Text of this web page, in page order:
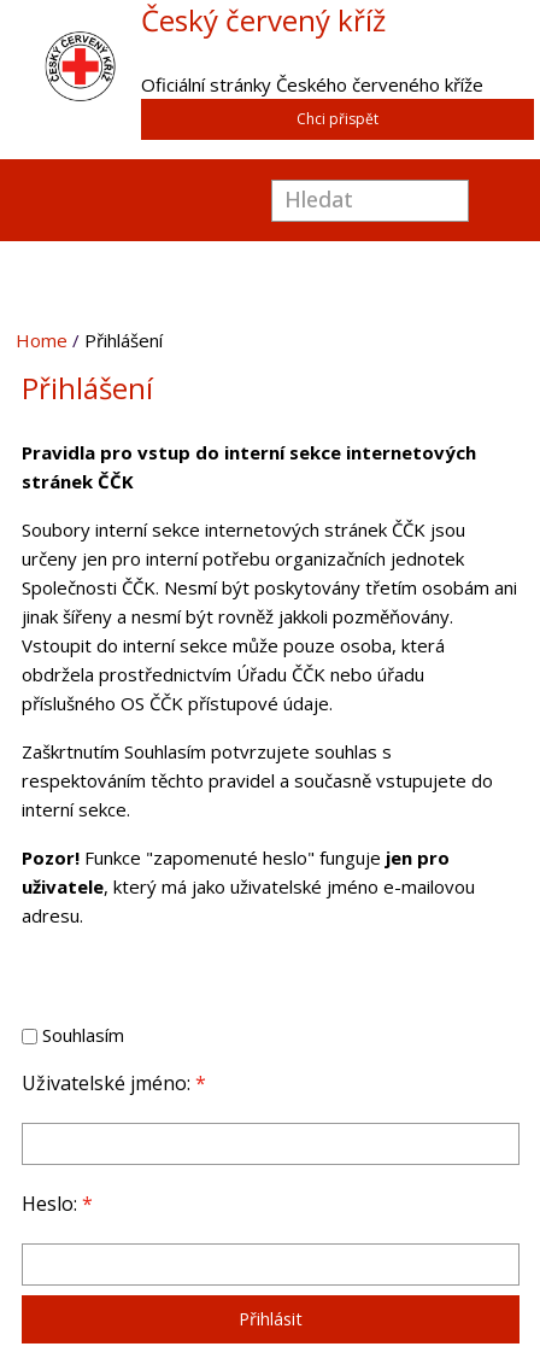
Český červený kříž
Oficiální stránky Českého červeného kříže
Chci přispět
Home Přihlášení
Přihlášení
Pravidla pro vstup do interní sekce internetových
stránek ČČK
Soubory interní sekce internetových stránek ČČK jsou
určeny jen pro interní potřebu organizačních jednotek
Společnosti ČČK. Nesmí být poskytovány třetím osobám ani
jinak šířeny a nesmí být rovněž jakkoli pozměňovány.
Vstoupit do interní sekce může pouze osoba, která
obdržela prostřednictvím Úřadu ČČK nebo úřadu
příslušného OS ČČK přístupové údaje.
Zaškrtnutím Souhlasím potvrzujete souhlas s
respektováním těchto pravidel a současně vstupujete do
interní sekce.
Pozor!Funkce "zapomenuté heslo" funguje jen pro
uživatele, který má jako uživatelské jméno e-mailovou
adresu.
Souhlasím
Uživatelské jméno: *
Heslo: *